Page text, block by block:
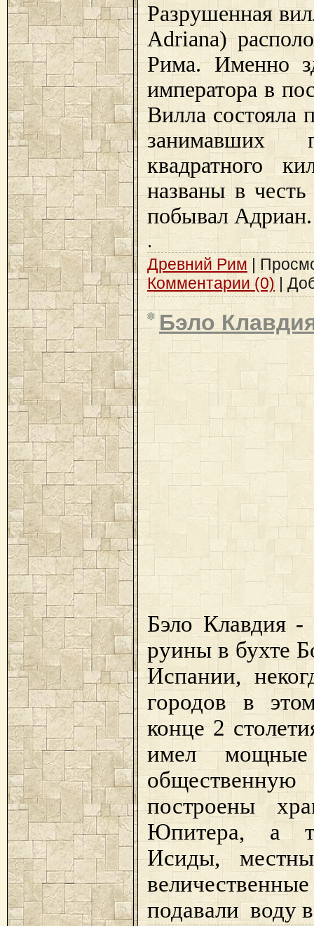
Разрушенная
Adriana)
Рима. Именно
императора в
Вилла состояла
занимавших
квадратного
названы в
побывал Адриан.
.
Древний Рим |
Комментарии (0) |
Бэло
Бэло Клавдия -
руины в бухте
Испании,
городов в
конце 2
имел мощные
построены
Юпитера, а
Исиды,
подавали воду